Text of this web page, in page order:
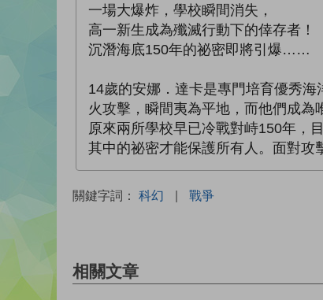
一場大爆炸，學校瞬間消失，
高一新生成為殲滅行動下的倖存者！
沉潛海底150年的祕密即將引爆……
14歲的安娜．達卡是專門培育優秀
火攻擊，瞬間夷為平地，而他們成為
原來兩所學校早已冷戰對峙150年，
其中的祕密才能保護所有人。面對
關鍵字詞： 科幻 | 戰爭
相關文章